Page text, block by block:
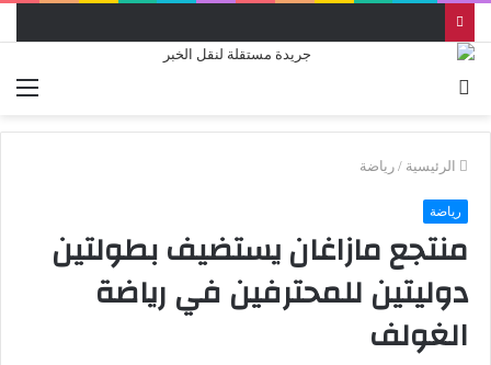
الرئيسية / رياضة
رياضة
منتجع مازاغان يستضيف بطولتين
دوليتين للمحترفين في رياضة
الغولف